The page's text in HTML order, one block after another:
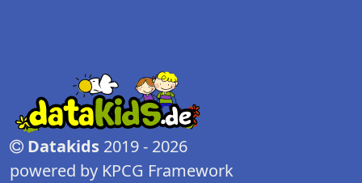
Datakids 2019 - 2026
powered by KPCG Framework